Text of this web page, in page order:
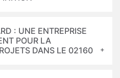
: UNE ENTREPRISE
POUR LA
DANS LE 02160